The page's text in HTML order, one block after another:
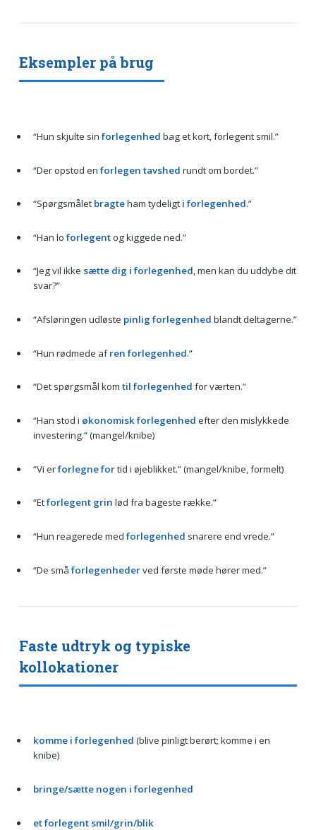
Eksempler på brug
“Hun skjulte sinforlegenhed bag et kort, forlegent smil.”
“Der opstod enforlegen tavshed rundt om bordet.”
“Spørgsmålet bragteham tydeligt i forlegenhed.”
“Han loforlegentog kiggede ned.”
“Jeg vil ikke sætte dig i forlegenhed, men kan du uddybe dit
svar?”
“Afsløringen udløste pinlig forlegenhed blandt deltagerne.”
“Hun rødmede afren forlegenhed.”
“Det spørgsmål kom til forlegenhed for værten.”
“Han stod i økonomisk forlegenhed efter den mislykkede
investering.” (mangel/knibe)
“Vi erforlegne fortid i øjeblikket.” (mangel/knibe, formelt)
“Etforlegent grin lød fra bageste række.”
“Hun reagerede medforlegenhed snarere end vrede.”
“De småforlegenhederved første møde hører med.”
Faste udtryk og typiske
kollokationer
komme i forlegenhed (blive pinligt berørt; komme i en
knibe)
bringe/sætte nogen i forlegenhed
et forlegent smil/grin/blik